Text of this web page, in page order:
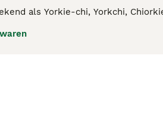
als Yorkie-chi, Yorkchi,
werden snel populair bij mensen